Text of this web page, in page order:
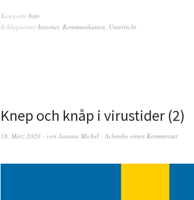
Kategorie Info
SchlagwörterInternet, Kommunikation, Unterricht
Knep och knåp i virustider (2)
18. März 2020 von Joanna Michel Schreibe einen Kommentar